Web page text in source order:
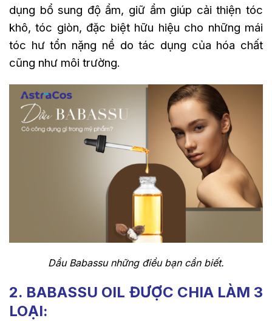
dụng bổ sung độ ẩm, giữ ẩm giúp cải thiện tóc
khô, tóc giòn, đặc biệt hữu hiệu cho những mái
tóc hư tổn nặng nề do tác dụng của hóa chất
cũng như môi trường.
Dầu Babassu những điều bạn cần biết.
2. BABASSU OIL ĐƯỢC CHIA LÀM 3
LOẠI: